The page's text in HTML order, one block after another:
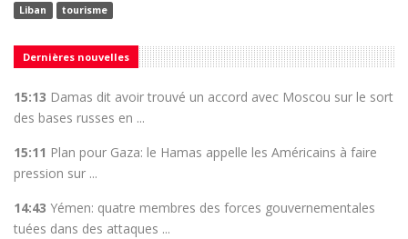
Liban tourisme
Dernières nouvelles
15:13 Damas dit avoir trouvé un accord avec Moscou sur le sort
des bases russes en ...
15:11 Plan pour Gaza: le Hamas appelle les Américains à faire
pression sur ...
14:43 Yémen: quatre membres des forces gouvernementales
tuées dans des attaques ...